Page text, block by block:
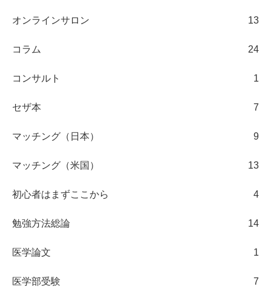
オンラインサロン 13
コラム 24
コンサルト 1
セザ本 7
マッチング（日本） 9
マッチング（米国） 13
初心者はまずここから 4
勉強方法総論 14
医学論文 1
医学部受験 7